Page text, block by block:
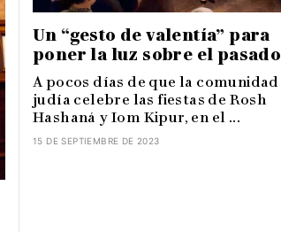
Un “gesto de valentía” para
poner la luz sobre el pasado
A pocos días de que la comunidad
judía celebre las fiestas de Rosh
Hashaná y Iom Kipur, en el ...
15 DE SEPTIEMBRE DE 2023